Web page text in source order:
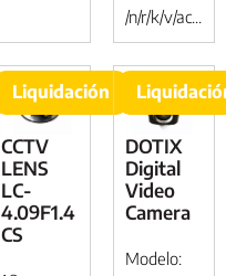
/n/r/k/v/ac...
CCTV
LENS
LC-
4.09F1.4
CS
Liquidación
DOTIX
Digital
Video
Camera
Modelo: